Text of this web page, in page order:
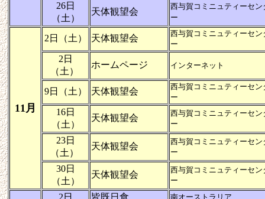
26日
（土）
天体観望会
西与賀コミニュティーセン
ー
11月
2日（土） 天体観望会
西与賀コミニュティーセン
ー
2日
（土）
ホームページ インターネット
9日（土） 天体観望会
西与賀コミニュティーセン
ー
16日
（土）
天体観望会
西与賀コミニュティーセン
ー
23日
（土）
天体観望会
西与賀コミニュティーセン
ー
30日
（土）
天体観望会
西与賀コミニュティーセン
ー
2日 皆既日食 南オーストラリア